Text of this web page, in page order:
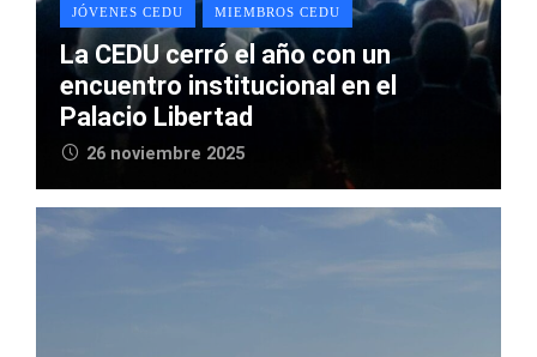
JÓVENES CEDU MIEMBROS CEDU
La CEDU cerró el año con un
encuentro institucional en el
Palacio Libertad
26 noviembre 2025